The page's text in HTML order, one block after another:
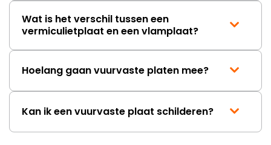
Wat is het verschil tussen een
vermiculietplaat en een vlamplaat?
Hoelang gaan vuurvaste platen mee?
Kan ik een vuurvaste plaat schilderen?